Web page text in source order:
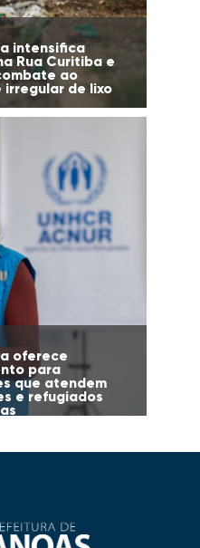
intensifica
Rua Curitiba e
ao
de lixo
oferece
para
que atendem
e refugiados